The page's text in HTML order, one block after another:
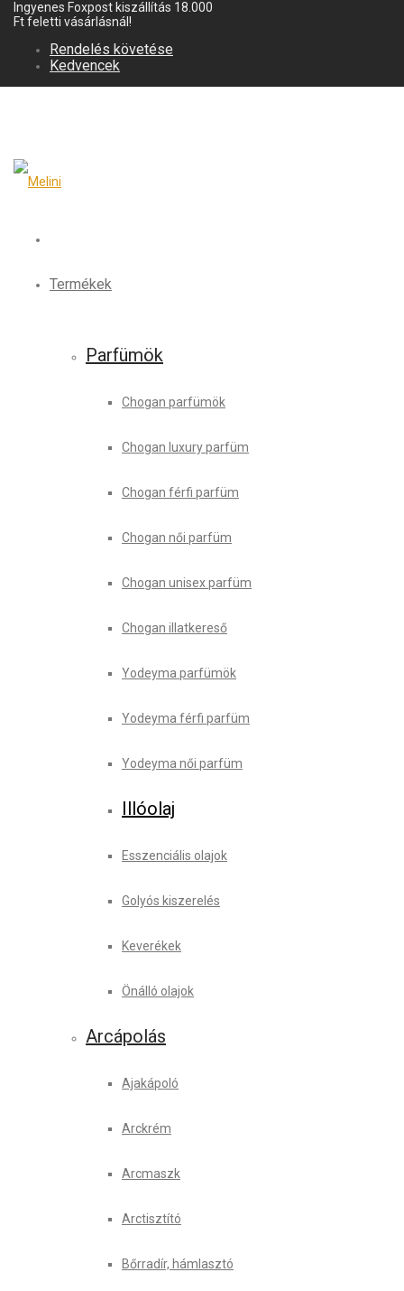
Ingyenes Foxpost kiszállítás 18.000
Ft feletti vásárlásnál!
Rendelés követése
Kedvencek
Termékek
Parfümök
Chogan parfümök
Chogan luxury parfüm
Chogan férfi parfüm
Chogan női parfüm
Chogan unisex parfüm
Chogan illatkereső
Yodeyma parfümök
Yodeyma férfi parfüm
Yodeyma női parfüm
Illóolaj
Esszenciális olajok
Golyós kiszerelés
Keverékek
Önálló olajok
Arcápolás
Ajakápoló
Arckrém
Arcmaszk
Arctisztító
Bőrradír, hámlasztó